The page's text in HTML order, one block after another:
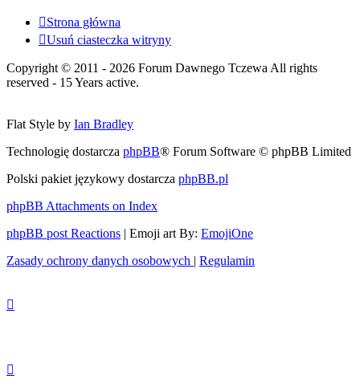
Strona główna
Usuń ciasteczka witryny
Copyright © 2011 - 2026 Forum Dawnego Tczewa All rights
reserved - 15 Years active.
Flat Style by Ian Bradley
Technologię dostarcza phpBB® Forum Software © phpBB Limited
Polski pakiet językowy dostarcza phpBB.pl
phpBB Attachments on Index
phpBB post Reactions | Emoji art By: EmojiOne
Zasady ochrony danych osobowych | Regulamin